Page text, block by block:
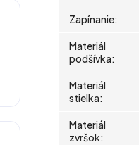
Zapínanie:
Materiál
podšívka:
Materiál
stielka:
Materiál
zvršok: